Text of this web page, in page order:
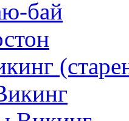
бай